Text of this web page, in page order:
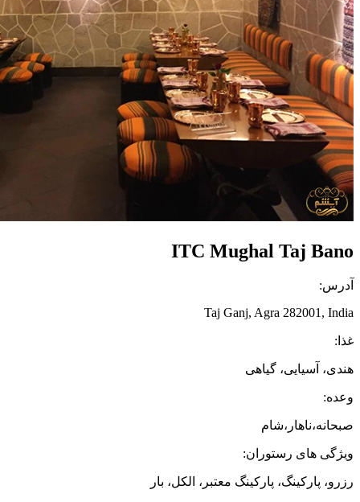
ITC Mughal Taj Bano
آدرس:
Taj Ganj, Agra 282001, India
غذا:
هندی، آسیایی، گیاهی
وعده:
صبحانه،ناهار،شام
ویژگی های رستوران:
رزرو، پارکینگ، پارکینگ معتبر، الکل، بار